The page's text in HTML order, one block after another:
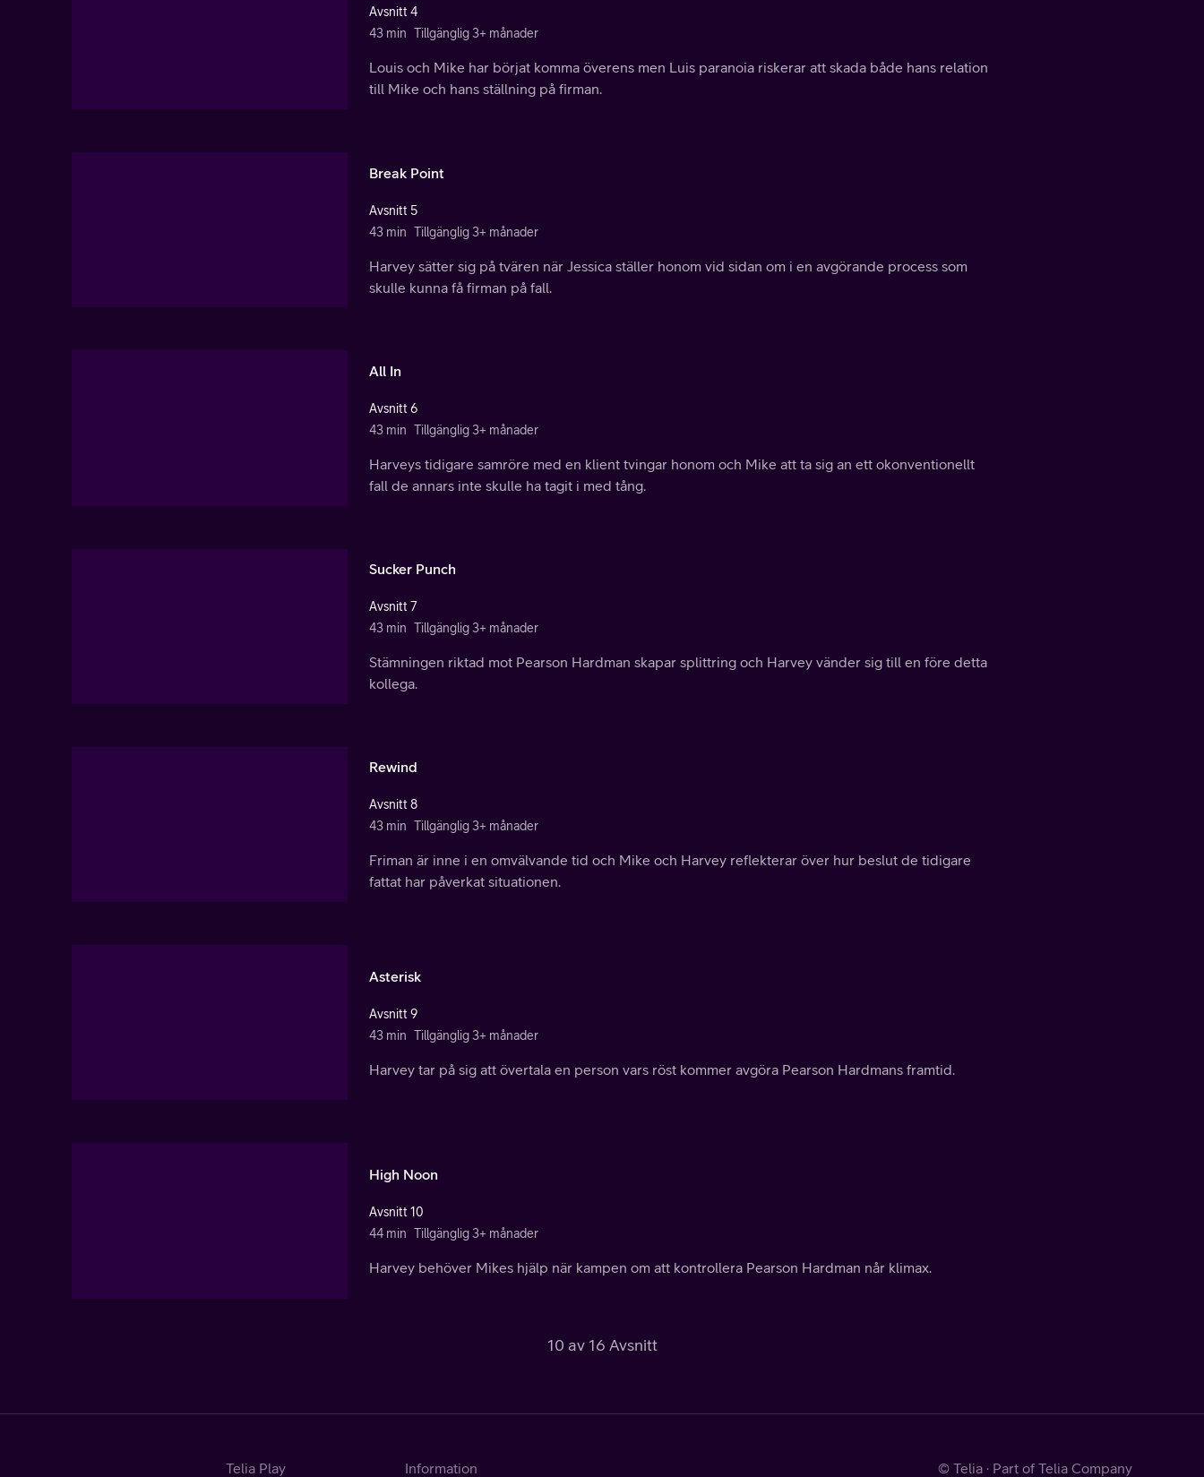
Avsnitt 4
43 min Tillgänglig 3+ månader
Louis och Mike har börjat komma överens men Luis paranoia riskerar att skada både hans relation
till Mike och hans ställning på firman.
Break Point
Avsnitt 5
43 min Tillgänglig 3+ månader
Harvey sätter sig på tvären när Jessica ställer honom vid sidan om i en avgörande process som
skulle kunna få firman på fall.
All In
Avsnitt 6
43 min Tillgänglig 3+ månader
Harveys tidigare samröre med en klient tvingar honom och Mike att ta sig an ett okonventionellt
fall de annars inte skulle ha tagit i med tång.
Sucker Punch
Avsnitt 7
43 min Tillgänglig 3+ månader
Stämningen riktad mot Pearson Hardman skapar splittring och Harvey vänder sig till en före detta
kollega.
Rewind
Avsnitt 8
43 min Tillgänglig 3+ månader
Friman är inne i en omvälvande tid och Mike och Harvey reflekterar över hur beslut de tidigare
fattat har påverkat situationen.
Asterisk
Avsnitt 9
43 min Tillgänglig 3+ månader
Harvey tar på sig att övertala en person vars röst kommer avgöra Pearson Hardmans framtid.
High Noon
Avsnitt 10
44 min Tillgänglig 3+ månader
Harvey behöver Mikes hjälp när kampen om att kontrollera Pearson Hardman når klimax.
10 av 16 Avsnitt
Telia Play Information © Telia · Part of Telia Company